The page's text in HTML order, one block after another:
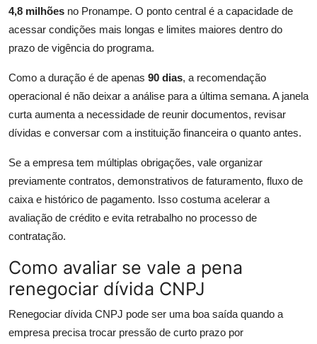
4,8 milhões no Pronampe. O ponto central é a capacidade de
acessar condições mais longas e limites maiores dentro do
prazo de vigência do programa.
Como a duração é de apenas 90 dias, a recomendação
operacional é não deixar a análise para a última semana. A janela
curta aumenta a necessidade de reunir documentos, revisar
dívidas e conversar com a instituição financeira o quanto antes.
Se a empresa tem múltiplas obrigações, vale organizar
previamente contratos, demonstrativos de faturamento, fluxo de
caixa e histórico de pagamento. Isso costuma acelerar a
avaliação de crédito e evita retrabalho no processo de
contratação.
Como avaliar se vale a pena
renegociar dívida CNPJ
Renegociar dívida CNPJ pode ser uma boa saída quando a
empresa precisa trocar pressão de curto prazo por